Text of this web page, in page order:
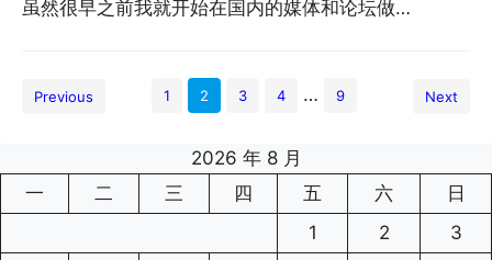
虽然很早之前我就开始在国内的媒体和论坛做…
Previous 1 2 3 4 … 9 Next
2026 年 8 月
一
二 三 四 五 六
日
1
2
3